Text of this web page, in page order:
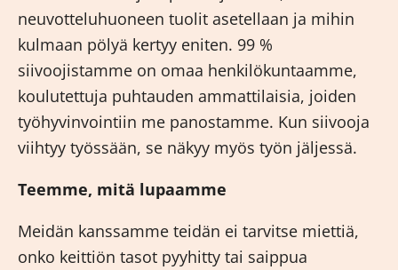
neuvotteluhuoneen tuolit asetellaan ja mihin
kulmaan pölyä kertyy eniten. 99 %
siivoojistamme on omaa henkilökuntaamme,
koulutettuja puhtauden ammattilaisia, joiden
työhyvinvointiin me panostamme. Kun siivooja
viihtyy työssään, se näkyy myös työn jäljessä.
Teemme, mitä lupaamme
Meidän kanssamme teidän ei tarvitse miettiä,
onko keittiön tasot pyyhitty tai saippua